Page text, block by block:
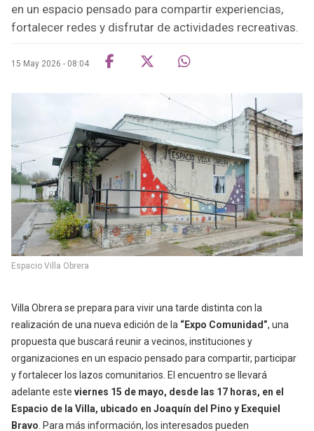
en un espacio pensado para compartir experiencias,
fortalecer redes y disfrutar de actividades recreativas.
15 May 2026 - 08:04
Espacio Villa Obrera
Villa Obrera se prepara para vivir una tarde distinta con la
realización de una nueva edición de la “Expo Comunidad”, una
propuesta que buscará reunir a vecinos, instituciones y
organizaciones en un espacio pensado para compartir, participar
y fortalecer los lazos comunitarios. El encuentro se llevará
adelante este viernes 15 de mayo, desde las 17 horas, en el
Espacio de la Villa, ubicado en Joaquín del Pino y Exequiel
Bravo. Para más información, los interesados pueden